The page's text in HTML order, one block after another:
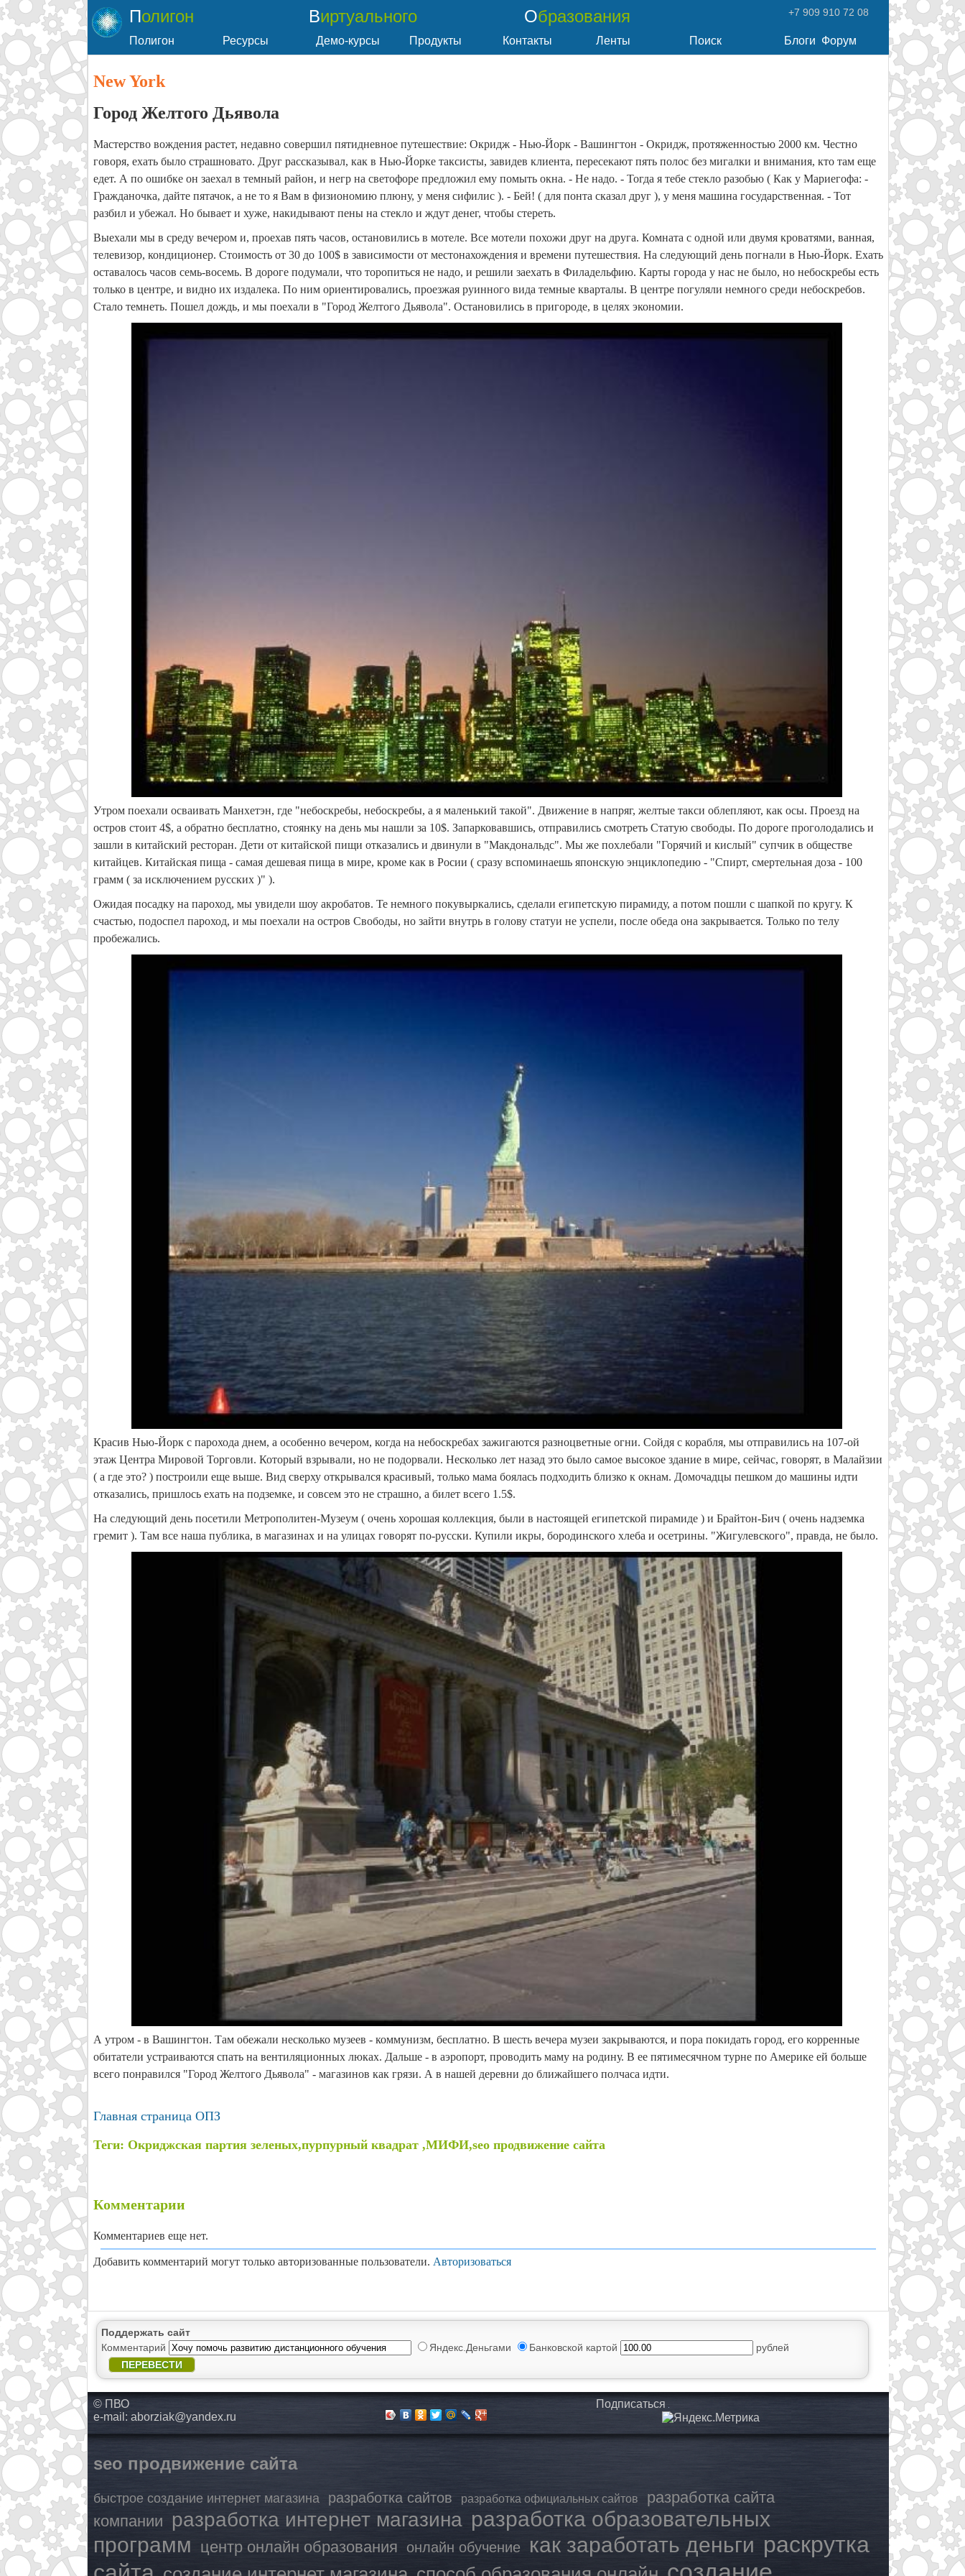
Полигон Виртуального Образования +7 909 910 72 08
Полигон Ресурсы Демо-курсы Продукты Контакты Ленты Поиск Блоги Форум
New York
Город Желтого Дьявола
Мастерство вождения растет, недавно совершил пятидневное путешествие: Окридж - Нью-Йорк - Вашингтон - Окридж, протяженностью 2000 км. Честно
говоря, ехать было страшновато. Друг рассказывал, как в Нью-Йорке таксисты, завидев клиента, пересекают пять полос без мигалки и внимания, кто там еще
едет. А по ошибке он заехал в темный район, и негр на светофоре предложил ему помыть окна. - Не надо. - Тогда я тебе стекло разобью ( Как у Мариегофа: -
Гражданочка, дайте пятачок, а не то я Вам в физиономию плюну, у меня сифилис ). - Бей! ( для понта сказал друг ), у меня машина государственная. - Тот
разбил и убежал. Но бывает и хуже, накидывают пены на стекло и ждут денег, чтобы стереть.
Выехали мы в среду вечером и, проехав пять часов, остановились в мотеле. Все мотели похожи друг на друга. Комната с одной или двумя кроватями, ванная,
телевизор, кондиционер. Стоимость от 30 до 100$ в зависимости от местонахождения и времени путешествия. На следующий день погнали в Нью-Йорк. Ехать
оставалось часов семь-восемь. В дороге подумали, что торопиться не надо, и решили заехать в Филадельфию. Карты города у нас не было, но небоскребы есть
только в центре, и видно их издалека. По ним ориентировались, проезжая руинного вида темные кварталы. В центре погуляли немного среди небоскребов.
Стало темнеть. Пошел дождь, и мы поехали в "Город Желтого Дьявола". Остановились в пригороде, в целях экономии.
Утром поехали осваивать Манхетэн, где "небоскребы, небоскребы, а я маленький такой". Движение в напряг, желтые такси облепляют, как осы. Проезд на
остров стоит 4$, а обратно бесплатно, стоянку на день мы нашли за 10$. Запарковавшись, отправились смотреть Статую свободы. По дороге проголодались и
зашли в китайский ресторан. Дети от китайской пищи отказались и двинули в "Макдональдс". Мы же похлебали "Горячий и кислый" супчик в обществе
китайцев. Китайская пища - самая дешевая пища в мире, кроме как в Росии ( сразу вспоминаешь японскую энциклопедию - "Спирт, смертельная доза - 100
грамм ( за исключением русских )" ).
Ожидая посадку на пароход, мы увидели шоу акробатов. Те немного покувыркались, сделали египетскую пирамиду, а потом пошли с шапкой по кругу. К
счастью, подоспел пароход, и мы поехали на остров Свободы, но зайти внутрь в голову статуи не успели, после обеда она закрывается. Только по телу
пробежались.
Красив Нью-Йорк с парохода днем, а особенно вечером, когда на небоскребах зажигаются разноцветные огни. Сойдя с корабля, мы отправились на 107-ой
этаж Центра Мировой Торговли. Который взрывали, но не подорвали. Несколько лет назад это было самое высокое здание в мире, сейчас, говорят, в Малайзии
( а где это? ) построили еще выше. Вид сверху открывался красивый, только мама боялась подходить близко к окнам. Домочадцы пешком до машины идти
отказались, пришлось ехать на подземке, и совсем это не страшно, а билет всего 1.5$.
На следующий день посетили Метрополитен-Музеум ( очень хорошая коллекция, были в настоящей египетской пирамиде ) и Брайтон-Бич ( очень надземка
гремит ). Там все наша публика, в магазинах и на улицах говорят по-русски. Купили икры, бородинского хлеба и осетрины. "Жигулевского", правда, не было.
А утром - в Вашингтон. Там обежали несколько музеев - коммунизм, бесплатно. В шесть вечера музеи закрываются, и пора покидать город, его корренные
обитатели устраиваются спать на вентиляционных люках. Дальше - в аэропорт, проводить маму на родину. В ее пятимесячном турне по Америке ей больше
всего понравился "Город Желтого Дьявола" - магазинов как грязи. А в нашей деревни до ближайшего полчаса идти.
Главная страница ОПЗ
Теги: Окриджская партия зеленых,пурпурный квадрат ,МИФИ,seo продвижение сайта
Комментарии
Комментариев еще нет.
Добавить комментарий могут только авторизованные пользователи. Авторизоваться
Поддержать сайт
Комментарий
Яндекс.Деньгами Банковской картой
рублей
ПЕРЕВЕСТИ
© ПВО
e-mail: aborziak@yandex.ru
Подписаться
seo продвижение сайта
быстрое создание интернет магазина разработка сайтов разработка официальных сайтов
разработка сайта
компании разработка интернет магазина разработка образовательных
программ центр онлайн образования онлайн обучение как заработать деньги раскрутка